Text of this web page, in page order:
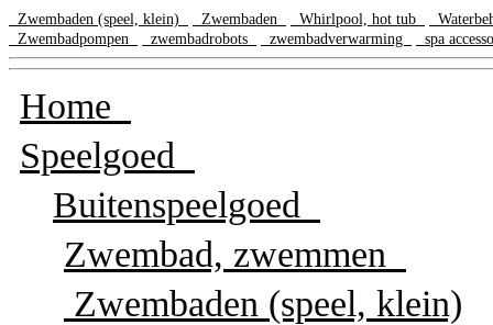
Zwembaden (speel, klein) Zwembaden Whirlpool, hot tub
Zwembadpompen
zwembadrobots zwembadverwarming spa
Home
Speelgoed
Buitenspeelgoed
Zwembad, zwemmen
Zwembaden (speel, klein)